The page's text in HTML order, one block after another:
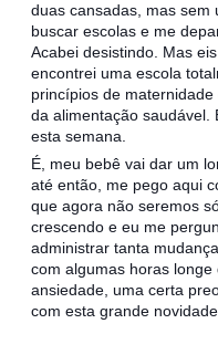
duas cansadas, mas sem
buscar escolas e me
Acabei desistindo. Mas
encontrei uma escola
princípios de
da alimentação saudável.
esta semana.
É, meu bebê vai dar um
até então, me pego aqui
que agora não seremos
crescendo e eu me
administrar tanta
com algumas horas
ansiedade, uma certa
com esta grande